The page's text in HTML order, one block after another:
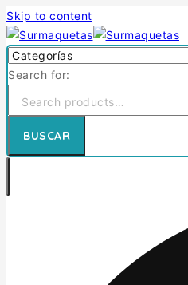
Skip to content
Search for:
BUSCAR